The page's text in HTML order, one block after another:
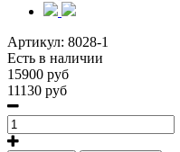
Артикул: 8028-1
Есть в наличии
15900 руб
11130 руб